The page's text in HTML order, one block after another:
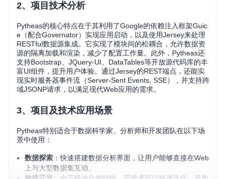
2、项目技术分析
Pytheas的核心特点在于其利用了Google的依赖注入框架Guic
e（配合Governator）实现应用启动，以及使用Jersey来处理
RESTful数据源集成。它实现了模块间的松耦合，允许数据资
源的隔离加载和渲染，减少了配置工作量。此外，Pytheas还
支持Bootstrap、JQuery-UI、DataTables等开放源代码库的丰
富UI组件，提升用户体验。通过Jersey的REST端点，还能实
现实时服务器事件流（Server-Sent Events, SSE），并支持跨
域JSONP请求，以满足现代Web应用的需求。
3、项目及技术应用场景
Pytheas特别适合于数据科学家、分析师和开发团队在以下场
景中使用：
数据探索 ：快速搭建数据分析界面，让用户能够直接在Web
上与大型数据集互动。